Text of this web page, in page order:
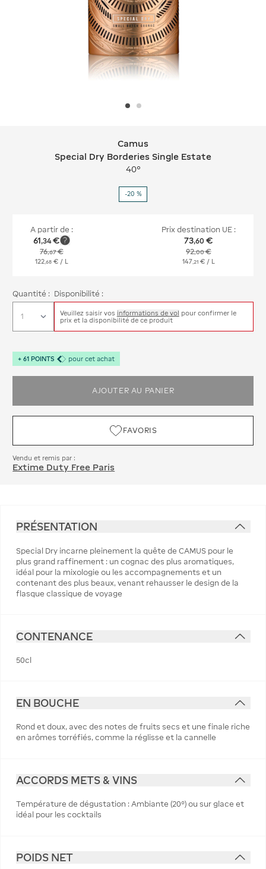
Camus Special Dry Borderies Single
Camus
Special Dry Borderies Single Estate
40°
-20 %
A partir de :
61,34€
76,67€
122 ,68 € / L
Prix destination UE :
73,60 €
92,00€
147 21 € / L
Quantité : Disponibilité :
Veuillez saisir vos informations de vol pour confirmer le
prix et la disponibilité de ce produit
+ 61 POINTS pour cet achat
AJOUTER AU PANIER
FAVORIS
Vendu et remis par :
Extime Duty Free Paris
PRÉSENTATION
Special Dry incarne pleinement la quête de CAMUS pour le
plus grand raffinement : un cognac des plus aromatiques,
idéal pour la mixologie ou les accompagnements et un
contenant des plus beaux, venant rehausser le design de la
flasque classique de voyage
CONTENANCE
50cl
EN BOUCHE
Rond et doux, avec des notes de fruits secs et une finale riche
en arômes torréfiés, comme la réglisse et la cannelle
ACCORDS METS & VINS
Température de dégustation : Ambiante (20°) ou sur glace et
idéal pour les cocktails
POIDS NET